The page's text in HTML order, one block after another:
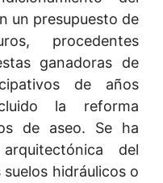
un presupuesto de
procedentes
ganadoras de
de años
la reforma
de aseo. Se ha
del
hidráulicos o